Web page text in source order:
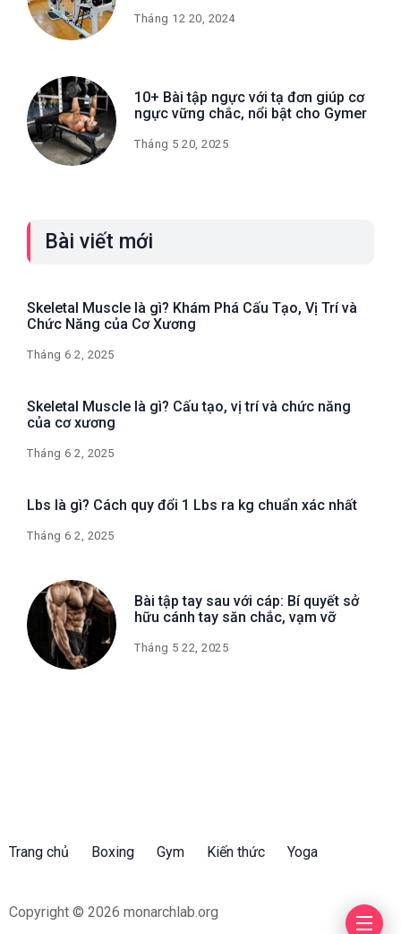
Tháng 12 20, 2024
10+ Bài tập ngực với tạ đơn giúp cơ
ngực vững chắc, nổi bật cho Gymer
Tháng 5 20, 2025
Bài viết mới
Skeletal Muscle là gì? Khám Phá Cấu Tạo, Vị Trí và
Chức Năng của Cơ Xương
Tháng 6 2, 2025
Skeletal Muscle là gì? Cấu tạo, vị trí và chức năng
của cơ xương
Tháng 6 2, 2025
Lbs là gì? Cách quy đổi 1 Lbs ra kg chuẩn xác nhất
Tháng 6 2, 2025
Bài tập tay sau với cáp: Bí quyết sở
hữu cánh tay săn chắc, vạm vỡ
Tháng 5 22, 2025
Trang chủ Boxing Gym Kiến thức Yoga
Copyright © 2026 monarchlab.org